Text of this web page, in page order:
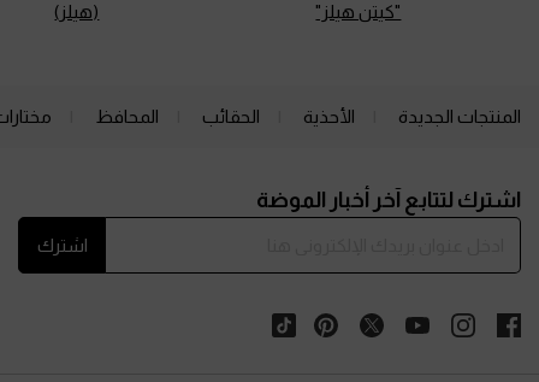
"كيتن هيلز"
(هيلز)
المنتجات الجديدة الأحذية الحقائب المحافظ
اشترك لتتابع آخر أخبار الموضة
اشترك